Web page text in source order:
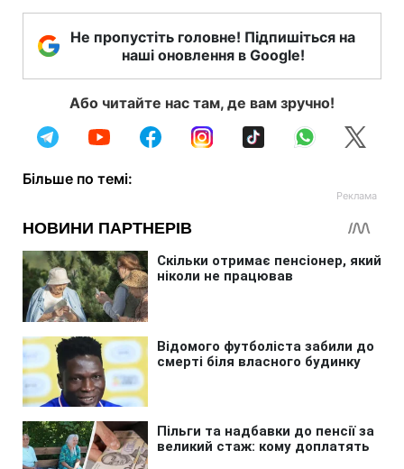
Не пропустіть головне! Підпишіться на
наші оновлення в Google!
Або читайте нас там, де вам зручно!
Більше по темі: